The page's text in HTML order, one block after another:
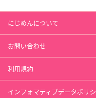
にじめんについて
お問い合わせ
利用規約
インフォマティブデータポリシ